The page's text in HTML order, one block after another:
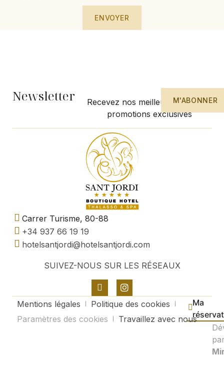
ENVOYER
Newsletter
Recevez nos meilleures offres et
promotions exclusives
M'ABONNER
Carrer Turisme, 80-88
+34 937 66 19 19
hotelsantjordi@hotelsantjordi.com
SUIVEZ-NOUS SUR LES RÉSEAUX
Mentions légales
Politique des cookies
Paramètres des cookies
Travaillez avec nous
Ma